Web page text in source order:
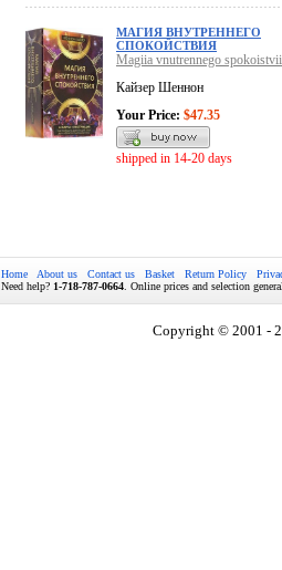
МАГИЯ ВНУТРЕННЕГО
СПОКОЙСТВИЯ
Magiia vnutrennego
Кайзер Шеннон
Your Price: $47.35
shipped in 14-20 days
Home About us Contact us Basket Return Policy
Need help? 1-718-787-0664 . Online prices and selection
Copyright © 2001 -